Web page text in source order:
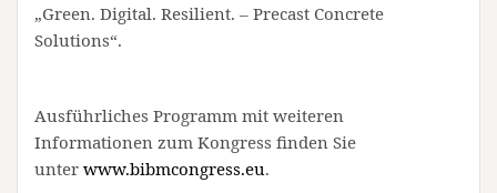
„Green. Digital. Resilient. – Precast Concrete
Solutions“.
Ausführliches Programm mit weiteren
Informationen zum Kongress finden Sie
unter www.bibmcongress.eu.